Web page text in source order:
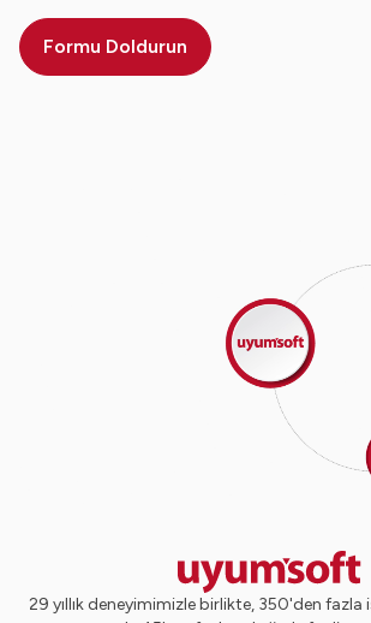
Formu Doldurun
29 yıllık deneyimimizle birlikte, 350'den fazla